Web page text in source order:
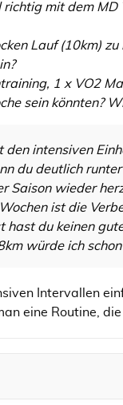
mit dem
Lauf (10km)
1 x VO2
sein könnten?
intensiven
du deutlich
Saison wieder
ist die
hast du keinen
würde ich
Intervallen
eine Routine,